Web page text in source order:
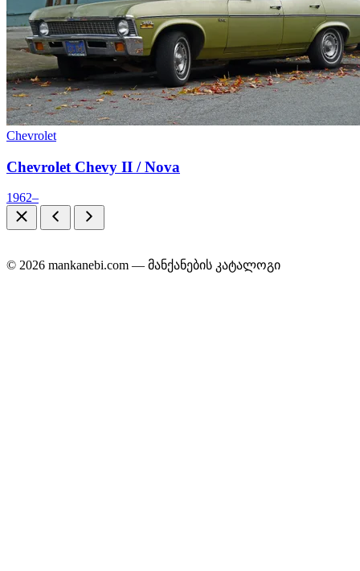
Chevrolet
Chevrolet Chevy II / Nova
1962–
© 2026 mankanebi.com — მანქანების კატალოგი